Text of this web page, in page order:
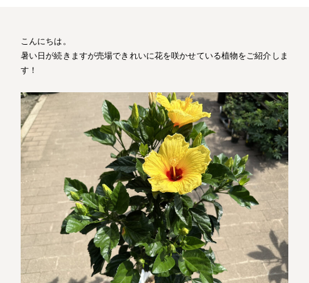
こんにちは。
暑い日が続きますが売場できれいに花を咲かせている植物をご紹介しま
す！